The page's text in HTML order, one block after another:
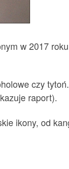
w 2017
czy
raport).
ikony, od